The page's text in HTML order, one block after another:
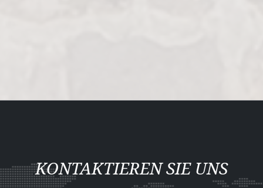
KONTAKTIEREN SIE UNS